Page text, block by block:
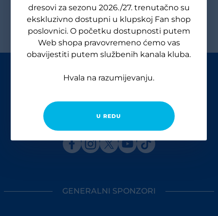
dresovi za sezonu 2026./27. trenutačno su
ekskluzivno dostupni u klupskoj Fan shop
poslovnici. O početku dostupnosti putem
Web shopa pravovremeno ćemo vas
obavijestiti putem službenih kanala kluba.
Hvala na razumijevanju.
U REDU
GENERALNI SPONZORI